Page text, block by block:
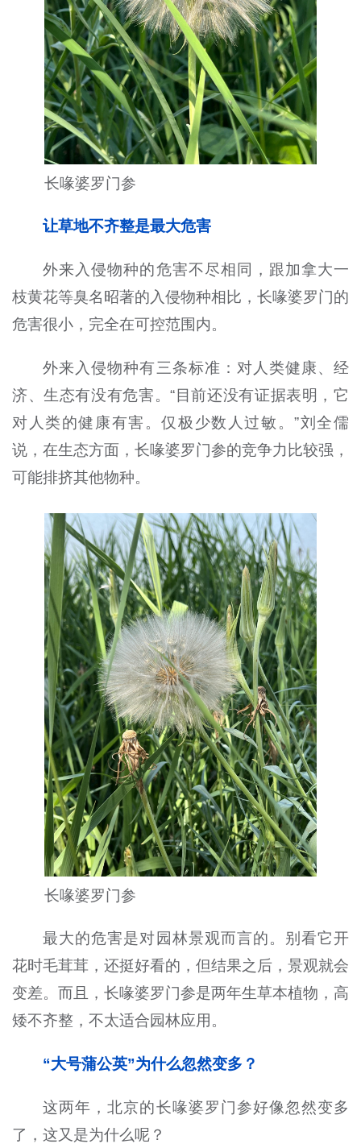
长喙婆罗门参
让草地不齐整是最大危害
外来入侵物种的危害不尽相同，跟加拿大一
枝黄花等臭名昭著的入侵物种相比，长喙婆罗门的
危害很小，完全在可控范围内。
外来入侵物种有三条标准：对人类健康、经
济、生态有没有危害。“目前还没有证据表明，它
对人类的健康有害。仅极少数人过敏。”刘全儒
说，在生态方面，长喙婆罗门参的竞争力比较强，
可能排挤其他物种。
长喙婆罗门参
最大的危害是对园林景观而言的。别看它开
花时毛茸茸，还挺好看的，但结果之后，景观就会
变差。而且，长喙婆罗门参是两年生草本植物，高
矮不齐整，不太适合园林应用。
“大号蒲公英”为什么忽然变多？
这两年，北京的长喙婆罗门参好像忽然变多
了，这又是为什么呢？